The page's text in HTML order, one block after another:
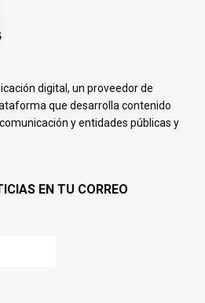
digital, un proveedor de
que desarrolla contenido
y entidades públicas y
EN TU CORREO